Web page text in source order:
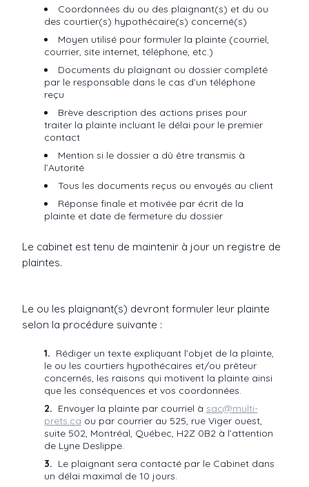
Coordonnées du ou des plaignant(s) et du ou
des courtier(s) hypothécaire(s) concerné(s)
Moyen utilisé pour formuler la plainte (courriel,
courrier, site internet, téléphone, etc.)
Documents du plaignant ou dossier complété
par le responsable dans le cas d’un téléphone
reçu
Brève description des actions prises pour
traiter la plainte incluant le délai pour le premier
contact
Mention si le dossier a dû être transmis à
l’Autorité
Tous les documents reçus ou envoyés au client
Réponse finale et motivée par écrit de la
plainte et date de fermeture du dossier
Le cabinet est tenu de maintenir à jour un registre de
plaintes.
Le ou les plaignant(s) devront formuler leur plainte
selon la procédure suivante :
Rédiger un texte expliquant l’objet de la plainte,
le ou les courtiers hypothécaires et/ou prêteur
concernés, les raisons qui motivent la plainte ainsi
que les conséquences et vos coordonnées.
Envoyer la plainte par courriel à sac@multi-
prets.ca ou par courrier au 525, rue Viger ouest,
suite 502, Montréal, Québec, H2Z 0B2 à l’attention
de Lyne Deslippe.
Le plaignant sera contacté par le Cabinet dans
un délai maximal de 10 jours.